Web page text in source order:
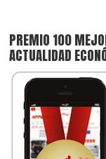
PREMIO 100
ACTUALIDAD